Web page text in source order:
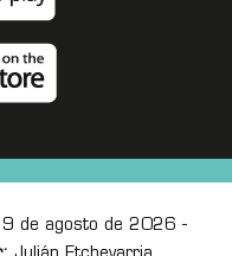
de agosto de 2026 -